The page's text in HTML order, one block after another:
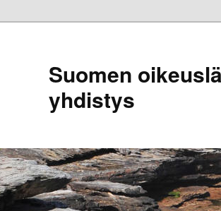
Suomen
yhdistys